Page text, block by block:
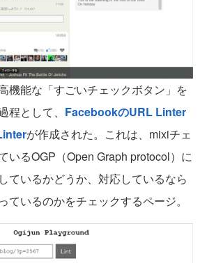
機能な「すごいチェックボタン」を
程として、 FacebookのURL Linter
が作成された。これは、mixiチェ
いるOGP（Open Graph protocol）に
ているかどうか、対応しているなら
ているのかをチェックするページ。